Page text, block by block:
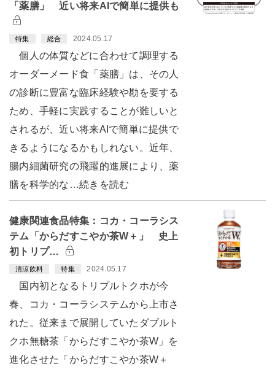
「薬膳」 近い将来AIで簡単に提供も
特集 総合 2024.05.17
個人の体質などに合わせて調理する
オーダーメード食「薬膳」は、その人
の診断に豊富な臨床経験や勘を要する
ため、手軽に実践することが難しいと
されるが、近い将来AIで簡単に提供で
きるようになるかもしれない。近年、
腸内細菌研究の飛躍的進展により、薬
膳を科学的な…続きを読む
健康関連食品特集：コカ・コーラシス
テム「からだすこやか茶W＋」 史上
初トリプ…
清涼飲料 特集 2024.05.17
国内初となるトリプルトクホが今
春、コカ・コーラシステムから上市さ
れた。従来まで展開していたダブルト
クホ無糖茶「からだすこやか茶W」を
進化させた「からだすこやか茶W＋